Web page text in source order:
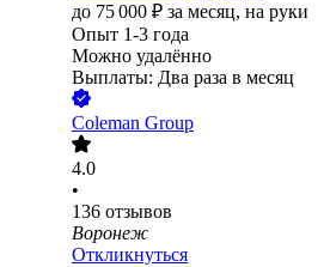
до 75 000 ₽ за месяц, на руки
Опыт 1-3 года
Можно удалённо
Выплаты: Два раза в месяц
Coleman Group
4.0
•
136 отзывов
Воронеж
Откликнуться